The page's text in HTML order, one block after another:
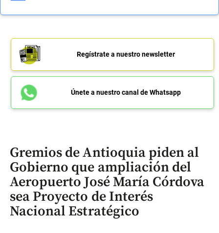
Regístrate a nuestro newsletter
Únete a nuestro canal de Whatsapp
Gremios de Antioquia piden al
Gobierno que ampliación del
Aeropuerto José María Córdova
sea Proyecto de Interés
Nacional Estratégico